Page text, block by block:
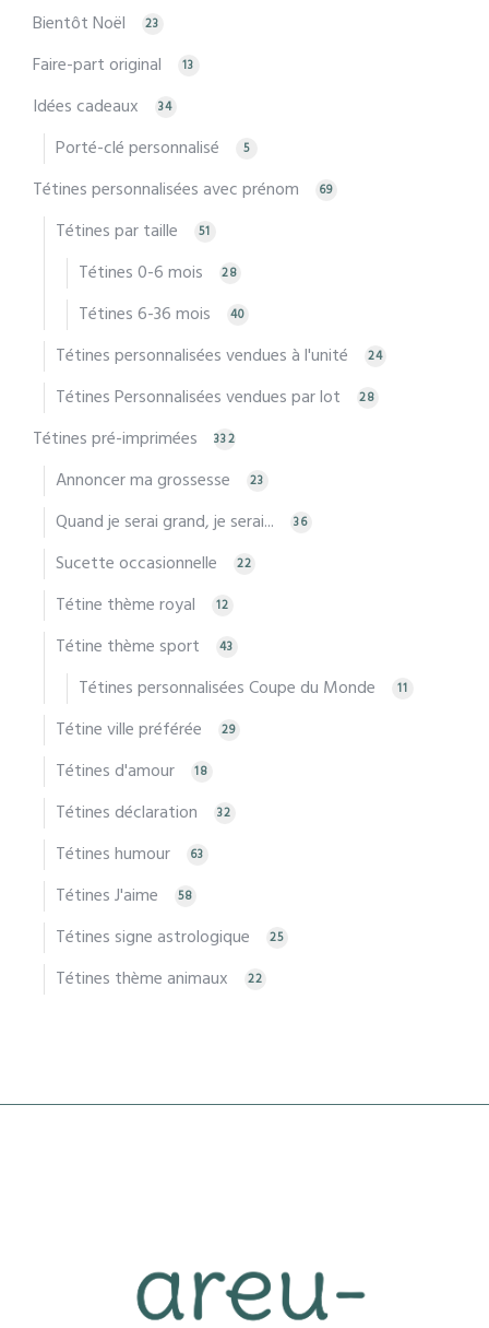
Bientôt Noël 23
Faire-part original 13
Idées cadeaux 34
Porté-clé personnalisé 5
Tétines personnalisées avec prénom 69
Tétines par taille 51
Tétines 0-6 mois 28
Tétines 6-36 mois 40
Tétines personnalisées vendues à l'unité 24
Tétines Personnalisées vendues par lot 28
Tétines pré-imprimées 332
Annoncer ma grossesse 23
Quand je serai grand, je serai... 36
Sucette occasionnelle 22
Tétine thème royal 12
Tétine thème sport 43
Tétines personnalisées Coupe du Monde 11
Tétine ville préférée 29
Tétines d'amour 18
Tétines déclaration 32
Tétines humour 63
Tétines J'aime 58
Tétines signe astrologique 25
Tétines thème animaux 22